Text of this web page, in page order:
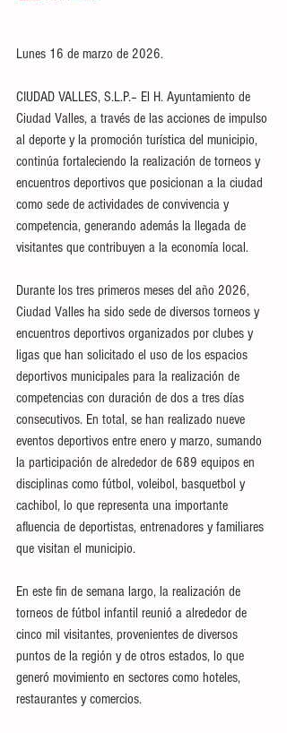
Lunes 16 de marzo de 2026.
CIUDAD VALLES, S.L.P.– El H. Ayuntamiento de
Ciudad Valles, a través de las acciones de impulso
al deporte y la promoción turística del municipio,
continúa fortaleciendo la realización de torneos y
encuentros deportivos que posicionan a la ciudad
como sede de actividades de convivencia y
competencia, generando además la llegada de
visitantes que contribuyen a la economía local.
Durante los tres primeros meses del año 2026,
Ciudad Valles ha sido sede de diversos torneos y
encuentros deportivos organizados por clubes y
ligas que han solicitado el uso de los espacios
deportivos municipales para la realización de
competencias con duración de dos a tres días
consecutivos. En total, se han realizado nueve
eventos deportivos entre enero y marzo, sumando
la participación de alrededor de 689 equipos en
disciplinas como fútbol, voleibol, basquetbol y
cachibol, lo que representa una importante
afluencia de deportistas, entrenadores y familiares
que visitan el municipio.
En este fin de semana largo, la realización de
torneos de fútbol infantil reunió a alrededor de
cinco mil visitantes, provenientes de diversos
puntos de la región y de otros estados, lo que
generó movimiento en sectores como hoteles,
restaurantes y comercios.